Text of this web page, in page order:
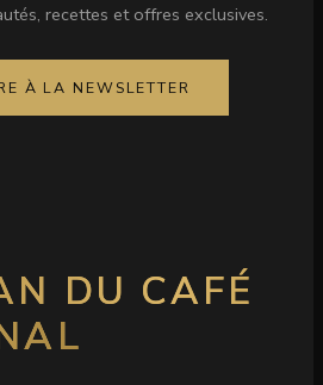
recettes et offres exclusives.
À LA NEWSLETTER
DU CAFÉ